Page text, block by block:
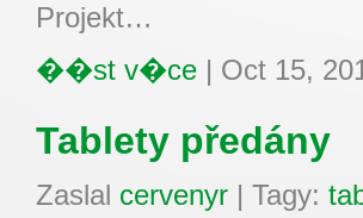
Projekt…
��st v�ce | Oct 15,
Tablety předány
Zaslal cervenyr | Tagy: